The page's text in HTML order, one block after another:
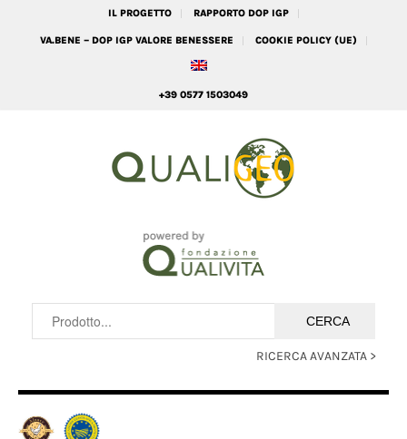
IL PROGETTO RAPPORTO DOP IGP
VA.BENE – DOP IGP VALORE BENESSERE COOKIE POLICY (UE)
+39 0577 1503049
RICERCA AVANZATA >